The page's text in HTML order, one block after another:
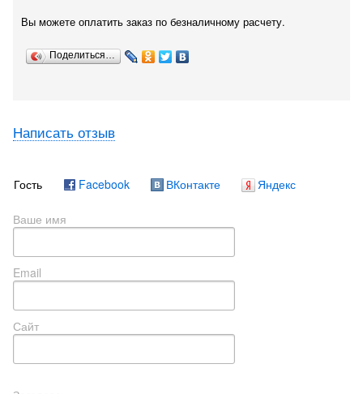
Вы можете оплатить заказ по безналичному расчету.
Поделиться…
Написать отзыв
Гость Facebook ВКонтакте Яндекс
Ваше имя
Email
Сайт